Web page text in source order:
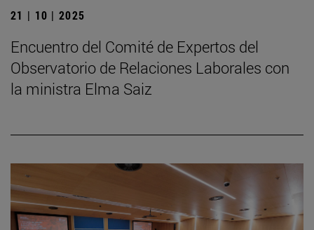
21 | 10 | 2025
Encuentro del Comité de Expertos del
Observatorio de Relaciones Laborales con
la ministra Elma Saiz